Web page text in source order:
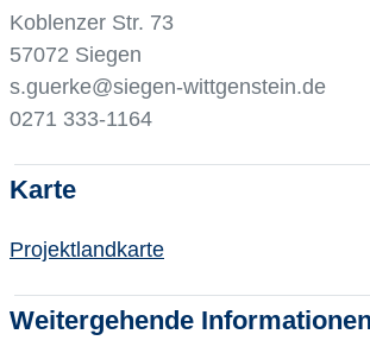
Koblenzer Str. 73
57072 Siegen
s.guerke@siegen-wittgenstein.de
0271 333-1164
Karte
Projektlandkarte
Weitergehende Informationen